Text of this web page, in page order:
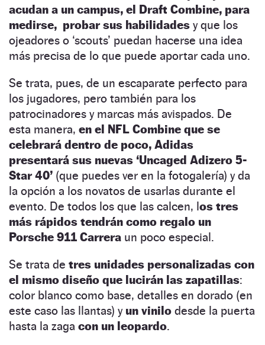
acudan a un campus, el Draft Combine, para
medirse, probar sus habilidades y que los
ojeadores o ‘scouts’ puedan hacerse una idea
más precisa de lo que puede aportar cada uno.
Se trata, pues, de un escaparate perfecto para
los jugadores, pero también para los
patrocinadores y marcas más avispados. De
esta manera, en el NFL Combine que se
celebrará dentro de poco, Adidas
presentará sus nuevas ‘Uncaged Adizero 5-
Star 40’ (que puedes ver en la fotogalería) y da
la opción a los novatos de usarlas durante el
evento. De todos los que las calcen, los tres
más rápidos tendrán como regalo un
Porsche 911 Carrera un poco especial.
Se trata de tres unidades personalizadas con
el mismo diseño que lucirán las zapatillas:
color blanco como base, detalles en dorado (en
este caso las llantas) y un vinilo desde la puerta
hasta la zaga con un leopardo.